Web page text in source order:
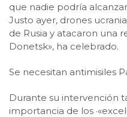
que nadie podría
Justo ayer, drones
de Rusia y atacaron una
Donetsk», ha celebrado.
Se necesitan antimisiles
Durante su intervención
importancia de los